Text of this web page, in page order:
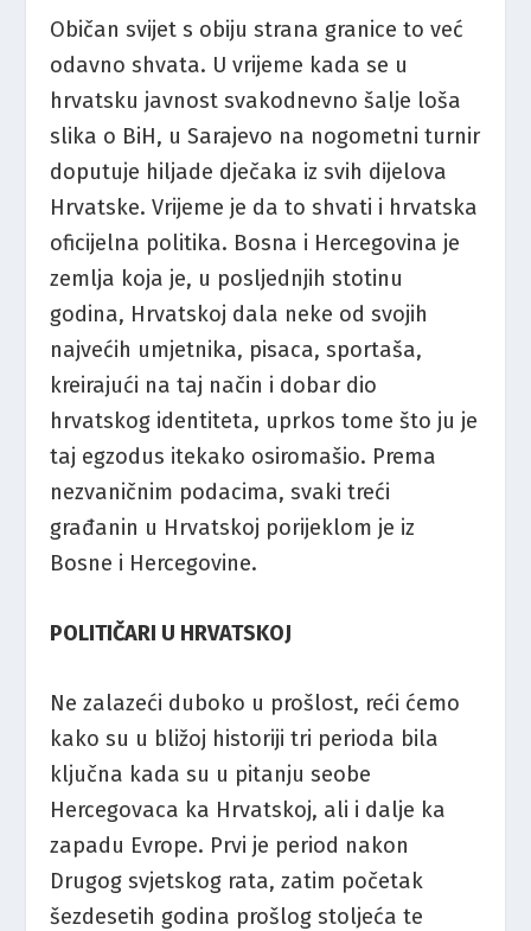
Običan svijet s obiju strana granice to već
odavno shvata. U vrijeme kada se u
hrvatsku javnost svakodnevno šalje loša
slika o BiH, u Sarajevo na nogometni turnir
doputuje hiljade dječaka iz svih dijelova
Hrvatske. Vrijeme je da to shvati i hrvatska
oficijelna politika. Bosna i Hercegovina je
zemlja koja je, u posljednjih stotinu
godina, Hrvatskoj dala neke od svojih
najvećih umjetnika, pisaca, sportaša,
kreirajući na taj način i dobar dio
hrvatskog identiteta, uprkos tome što ju je
taj egzodus itekako osiromašio. Prema
nezvaničnim podacima, svaki treći
građanin u Hrvatskoj porijeklom je iz
Bosne i Hercegovine.
POLITIČARI U HRVATSKOJ
Ne zalazeći duboko u prošlost, reći ćemo
kako su u bližoj historiji tri perioda bila
ključna kada su u pitanju seobe
Hercegovaca ka Hrvatskoj, ali i dalje ka
zapadu Evrope. Prvi je period nakon
Drugog svjetskog rata, zatim početak
šezdesetih godina prošlog stoljeća te